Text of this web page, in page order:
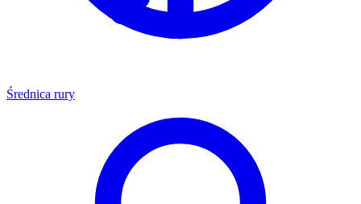
Średnica rury